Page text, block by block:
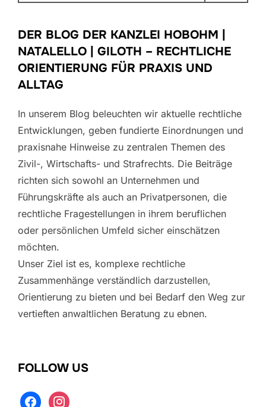
DER BLOG DER KANZLEI HOBOHM |
NATALELLO | GILOTH – RECHTLICHE
ORIENTIERUNG FÜR PRAXIS UND
ALLTAG
In unserem Blog beleuchten wir aktuelle rechtliche
Entwicklungen, geben fundierte Einordnungen und
praxisnahe Hinweise zu zentralen Themen des
Zivil-, Wirtschafts- und Strafrechts. Die Beiträge
richten sich sowohl an Unternehmen und
Führungskräfte als auch an Privatpersonen, die
rechtliche Fragestellungen in ihrem beruflichen
oder persönlichen Umfeld sicher einschätzen
möchten.
Unser Ziel ist es, komplexe rechtliche
Zusammenhänge verständlich darzustellen,
Orientierung zu bieten und bei Bedarf den Weg zur
vertieften anwaltlichen Beratung zu ebnen.
FOLLOW US